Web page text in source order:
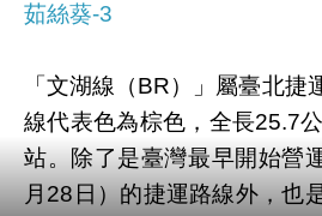
茹絲葵-3
「文湖線（BR）」屬臺北捷
線代表色為棕色，全長25.7
站。除了是臺灣最早開始營
月28日）的捷運路線外，也